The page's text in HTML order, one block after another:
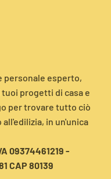
personale esperto,
progetti di casa e
per trovare tutto ciò
in un'unica
09374461219 -
CAP 80139